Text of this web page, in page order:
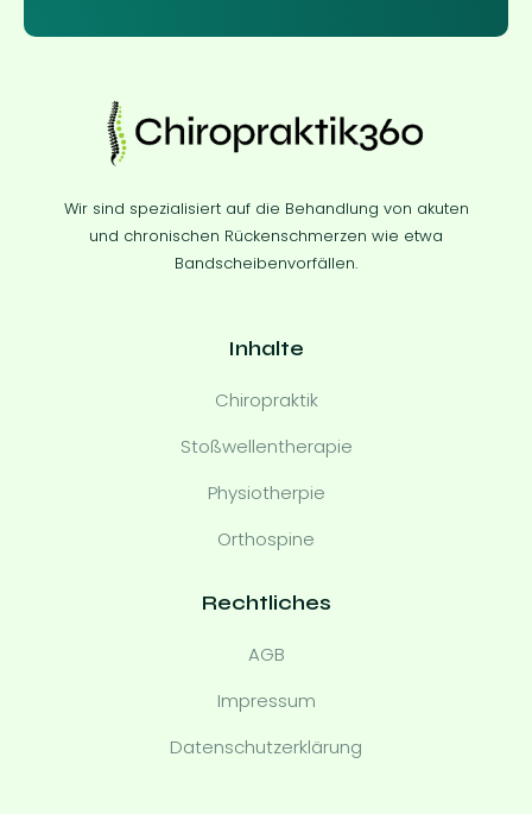
Wir sind spezialisiert auf die Behandlung von akuten
und chronischen Rückenschmerzen wie etwa
Bandscheibenvorfällen.
Inhalte
Chiropraktik
Stoßwellentherapie
Physiotherpie
Orthospine
Rechtliches
AGB
Impressum
Datenschutzerklärung